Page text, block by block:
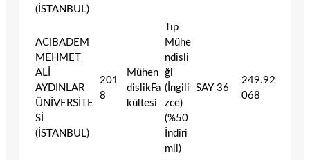
(İSTANBUL)
ACIBADEM
MEHMET
ALİ
AYDINLAR
ÜNİVERSİTE
Sİ
(İSTANBUL)
201
8
Mühen
dislikFa
kültesi
Tıp
Mühe
ndisli
ği
(İngili
zce)
(%50
İndiri
mli)
SAY 36
249.92
068